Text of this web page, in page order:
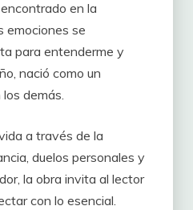
en la
emociones se
para entenderme y
nació como un
demás.
a través de la
duelos personales y
la obra invita al lector
con lo esencial.